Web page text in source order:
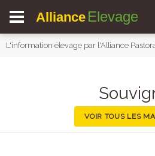
Alliance Elevage
L'information élevage par l'Alliance
VOIR TOUS LES